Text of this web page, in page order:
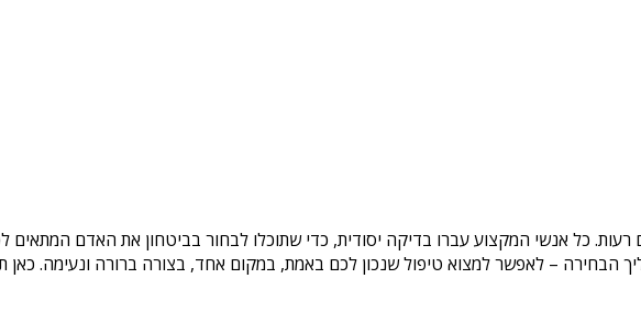
רעות. כל אנשי המקצוע עברו בדיקה יסודית, כדי שתוכלו לבחור בביטחון את האדם המתאים
הבחירה – לאפשר למצוא טיפול שנכון לכם באמת, במקום אחד, בצורה ברורה ונעימה. כאן